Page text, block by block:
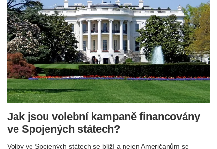
Jak jsou volební kampaně financovány
ve Spojených státech?
Volby ve Spojených státech se blíží a nejen Američanům se